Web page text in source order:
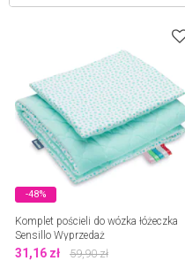
-48%
Komplet pościeli do wózka łóżeczka
Sensillo Wyprzedaż
31,16 zł 59,90zł